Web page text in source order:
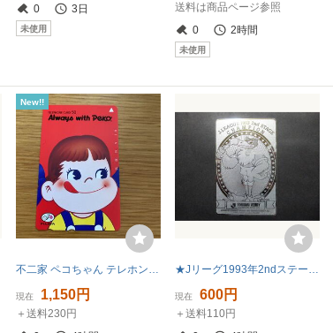
0
3日
未使用
送料は商品ページ参照
0
2時間
未使用
New!!
不二家 ペコちゃん テレホンカード テレフォンカード テレカ 新品未使用 値下げ
現在 1,150円
＋送料230円
★Jリーグ1993年2ndステージ 読売VERUDY 未使用テレカ 1枚★NO1★
現在 600円
＋送料110円